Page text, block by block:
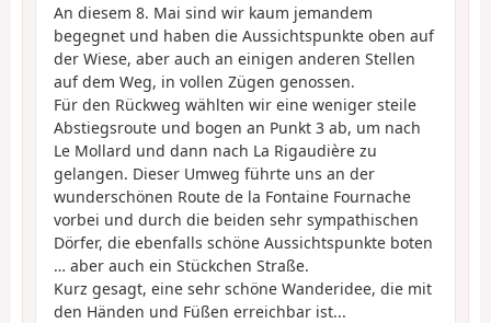
An diesem 8. Mai sind wir kaum jemandem
begegnet und haben die Aussichtspunkte oben auf
der Wiese, aber auch an einigen anderen Stellen
auf dem Weg, in vollen Zügen genossen.
Für den Rückweg wählten wir eine weniger steile
Abstiegsroute und bogen an Punkt 3 ab, um nach
Le Mollard und dann nach La Rigaudière zu
gelangen. Dieser Umweg führte uns an der
wunderschönen Route de la Fontaine Fournache
vorbei und durch die beiden sehr sympathischen
Dörfer, die ebenfalls schöne Aussichtspunkte boten
… aber auch ein Stückchen Straße.
Kurz gesagt, eine sehr schöne Wanderidee, die mit
den Händen und Füßen erreichbar ist...